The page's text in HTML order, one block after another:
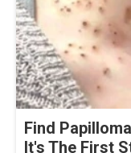
Find
It's The First